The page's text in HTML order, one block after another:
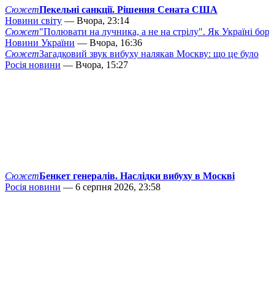
СюжетПекельні санкції. Рішення Сената США
Новини світу — Вчора, 23:14
Сюжет"Полювати на лучника, а не на стрілу". Як Україні
Новини України — Вчора, 16:36
СюжетЗагадковий звук вибуху налякав Москву: що це було
Росія новини — Вчора, 15:27
СюжетБенкет генералів. Наслідки вибуху в Москві
Росія новини — 6 серпня 2026, 23:58